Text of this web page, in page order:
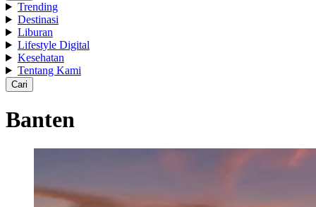
Trending
Destinasi
Liburan
Lifestyle Digital
Kesehatan
Tentang Kami
Cari
Banten